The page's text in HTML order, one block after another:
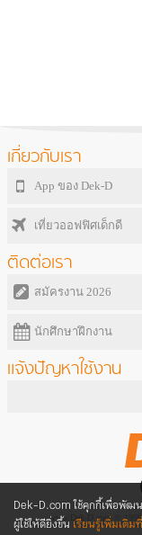
Dek-D.com ใช้คุกกี้เพื่อพัฒ
ผู้ใช้ให้ดียิ่งขึ้น เรียนรู้เพิ่มเติม
เกี่ยวกับเรา
App ของ Dek-D
เที่ยวออฟฟิศเด็กดี
ติดต่อเรา
สมัครงาน 2026
นักศึกษาฝึกงาน
แจ้งปัญหาใช้งาน
www.Dek-D.com ©